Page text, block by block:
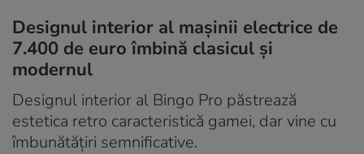
Designul interior al mașinii electrice de
7.400 de euro îmbină clasicul și
modernul
Designul interior al Bingo Pro păstrează
estetica retro caracteristică gamei, dar vine cu
îmbunătățiri semnificative.